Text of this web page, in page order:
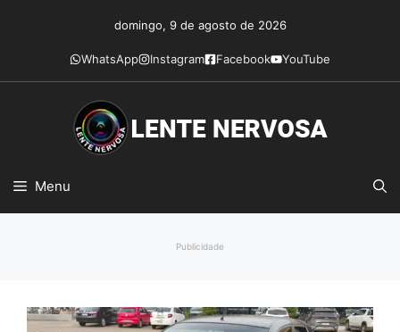
conteúdo
domingo, 9 de agosto de 2026
WhatsApp Instagram Facebook YouTube
Menu
Publicidade